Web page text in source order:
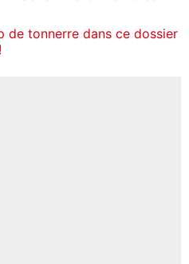
de tonnerre dans ce dossier